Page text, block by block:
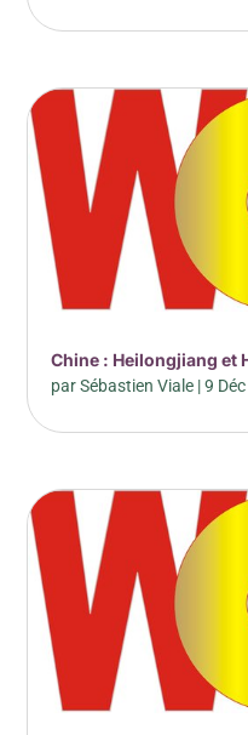
Chine : Heilongjiang et
parSébastien Viale |9